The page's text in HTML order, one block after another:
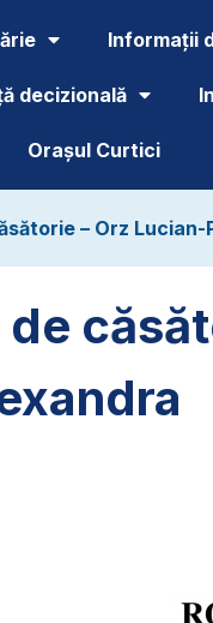
Informații
decizională
Orașul Curtici
– Orz